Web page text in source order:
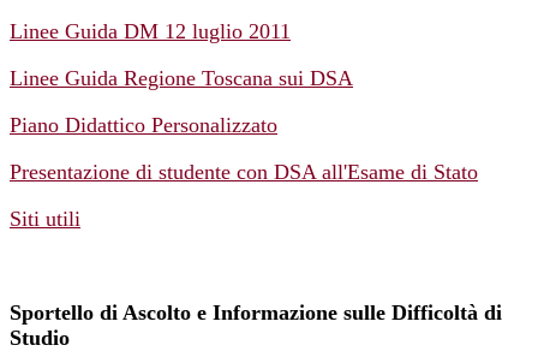
Linee Guida DM 12 luglio 2011
Linee Guida Regione Toscana sui DSA
Piano Didattico Personalizzato
Presentazione di studente con DSA all'Esame di Stato
Siti utili
Sportello di Ascolto e Informazione sulle Difficoltà di
Studio